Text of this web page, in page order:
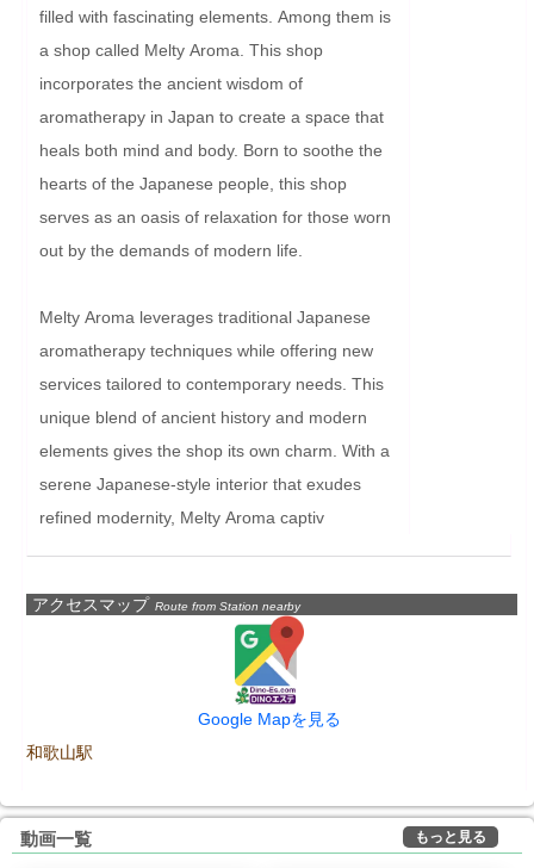
filled with fascinating elements. Among them is
a shop called Melty Aroma. This shop
incorporates the ancient wisdom of
aromatherapy in Japan to create a space that
heals both mind and body. Born to soothe the
hearts of the Japanese people, this shop
serves as an oasis of relaxation for those worn
out by the demands of modern life.
Melty Aroma leverages traditional Japanese
aromatherapy techniques while offering new
services tailored to contemporary needs. This
unique blend of ancient history and modern
elements gives the shop its own charm. With a
serene Japanese-style interior that exudes
refined modernity, Melty Aroma captiv
アクセスマップ Route from Station nearby
Google Mapを見る
和歌山駅
動画一覧 もっと見る